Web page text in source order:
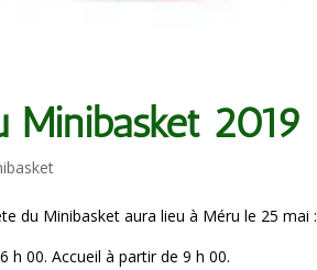
Minibasket 2019
du Minibasket aura lieu à Méru le 25 mai :
h 00. Accueil à partir de 9 h 00.